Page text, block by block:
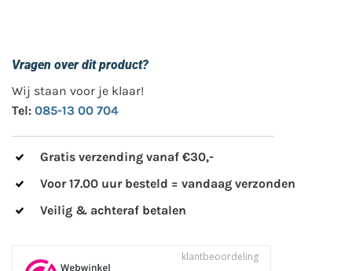
Vragen over dit product?
Wij staan voor je klaar!
Tel: 085-13 00 704
Gratis verzending vanaf €30,-
Voor 17.00 uur besteld = vandaag verzonden
Veilig & achteraf betalen